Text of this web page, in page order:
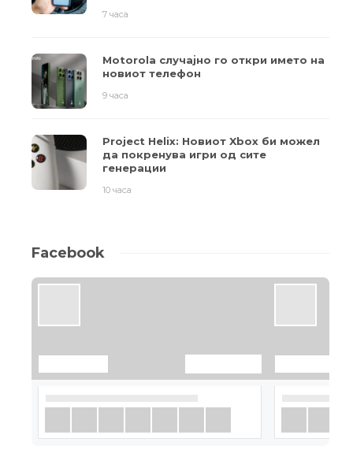
7 часа
Motorola случајно го откри името на
новиот телефон
9 часа
Project Helix: Новиот Xbox би можел
да покренува игри од сите
генерации
10 часа
Facebook